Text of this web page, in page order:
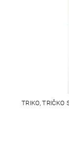
TRIKO, TRIČKO